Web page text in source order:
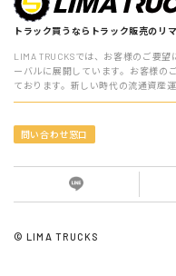
当社が個人情報を収集・利
当社サービスの提供・
ユーザーからのお問い
ユーザーが利用中のサ
ン等及び当社が提供す
るため
トラック買うならトラック販売のリ
LIMA TRUCKSでは、お客様のご要
ーバルに展開しています。お客様の
ております。新しい時代の流通資産
問い合わせ窓口
© LIMA TRUCKS